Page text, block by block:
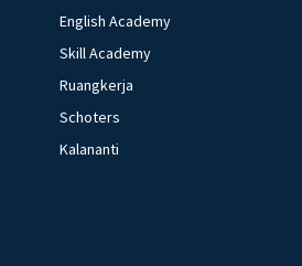
English Academy
Skill Academy
Ruangkerja
Schoters
Kalananti